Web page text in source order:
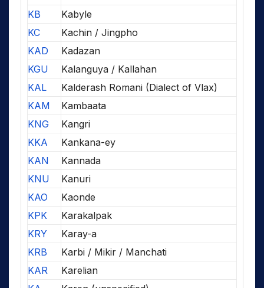
KB
Kabyle
KC
Kachin / Jingpho
KAD
Kadazan
KGU
Kalanguya / Kallahan
KAL
Kalderash Romani (Dialect of Vlax)
KAM
Kambaata
KNG
Kangri
KKA
Kankana-ey
KAN
Kannada
KNU
Kanuri
KAO
Kaonde
KPK
Karakalpak
KRY
Karay-a
KRB
Karbi / Mikir / Manchati
KAR
Karelian